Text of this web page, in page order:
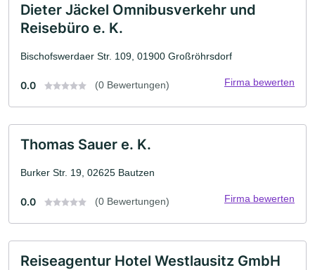
Dieter Jäckel Omnibusverkehr und
Reisebüro e. K.
Bischofswerdaer Str. 109, 01900 Großröhrsdorf
0.0 (0 Bewertungen) Firma bewerten
Thomas Sauer e. K.
Burker Str. 19, 02625 Bautzen
0.0 (0 Bewertungen) Firma bewerten
Reiseagentur Hotel Westlausitz GmbH